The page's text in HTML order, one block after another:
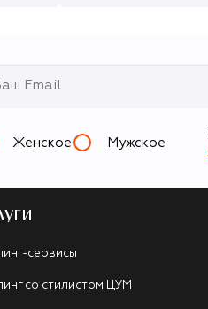
Женское Мужское
сервисы
со стилистом ЦУМ